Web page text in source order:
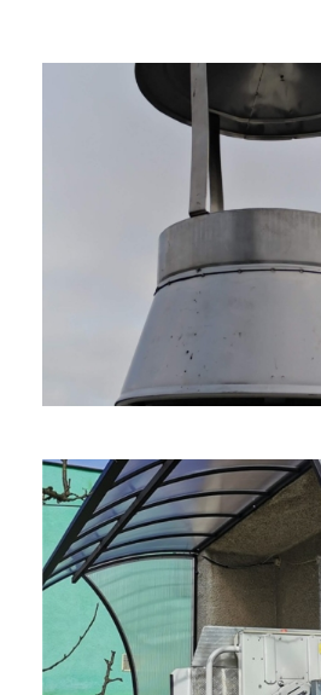
Komíny – Rôzne Typy
Klampiarske práce
Prístrešky – Rôzne Typy